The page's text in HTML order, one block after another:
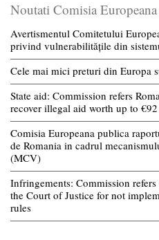
Noutati Comisia Europeana
Avertismentul Comitetului
privind vulnerabilitățile din
Cele mai mici preturi din Europa
State aid: Commission refers
recover illegal aid worth up to
Comisia Europeana publica
de Romania in cadrul
(MCV)
Infringements: Commission
the Court of Justice for not
rules